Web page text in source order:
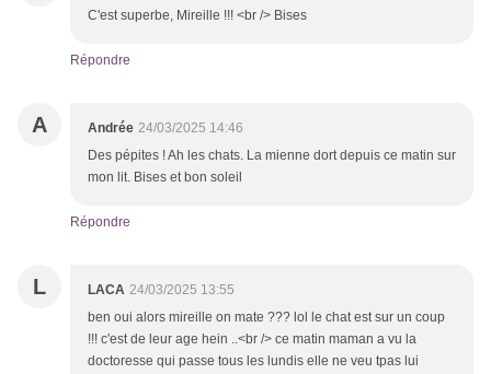
C'est superbe, Mireille !!! <br /> Bises
Répondre
A Andrée 24/03/2025 14:46
Des pépites ! Ah les chats. La mienne dort depuis ce matin sur
mon lit. Bises et bon soleil
Répondre
L LACA 24/03/2025 13:55
ben oui alors mireille on mate ??? lol le chat est sur un coup
!!! c'est de leur age hein ..<br /> ce matin maman a vu la
doctoresse qui passe tous les lundis elle ne veu tpas lui